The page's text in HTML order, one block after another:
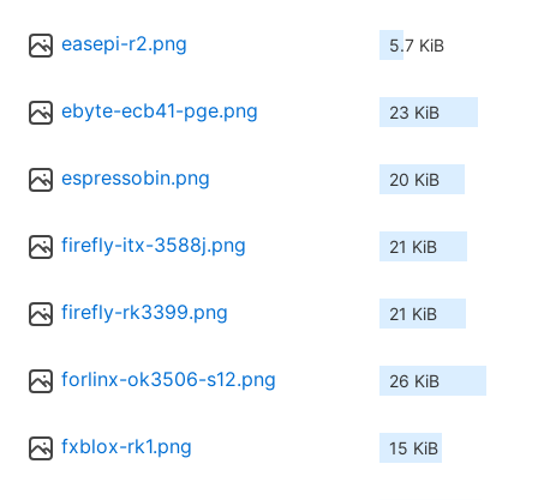
easepi-r2.png 5.7 KiB
ebyte-ecb41-pge.png 23 KiB
espressobin.png 20 KiB
firefly-itx-3588j.png 21 KiB
firefly-rk3399.png 21 KiB
forlinx-ok3506-s12.png 26 KiB
fxblox-rk1.png 15 KiB